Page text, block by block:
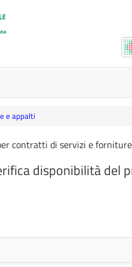
e appalti
contratti di servizi e
disponibilità del